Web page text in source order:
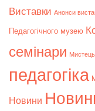
Bиставки Анонси
Педагогічного музею
семінари
педагогіка
Новини